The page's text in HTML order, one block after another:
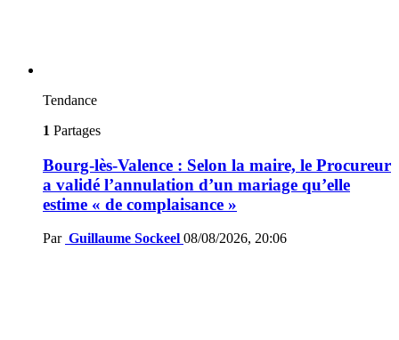
Tendance
1 Partages
Bourg-lès-Valence : Selon la maire, le Procureur
a validé l’annulation d’un mariage qu’elle
estime « de complaisance »
Par Guillaume Sockeel 08/08/2026, 20:06